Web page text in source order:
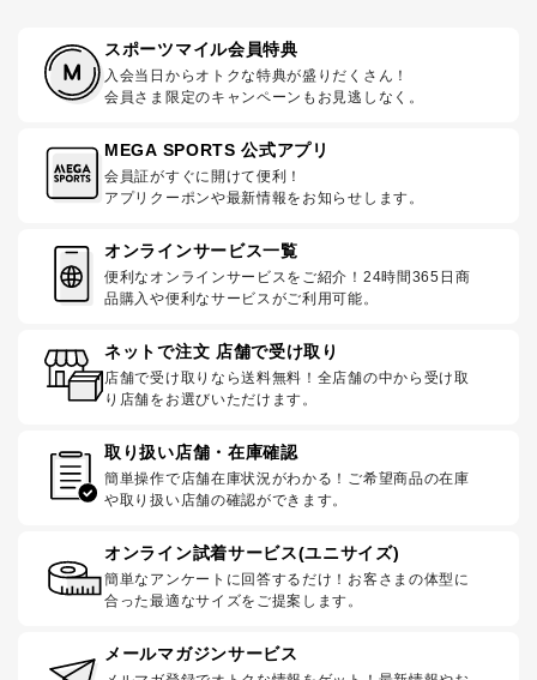
スポーツマイル会員特典
入会当日からオトクな特典が盛りだくさん！
会員さま限定のキャンペーンもお見逃しなく。
MEGA SPORTS 公式アプリ
会員証がすぐに開けて便利！
アプリクーポンや最新情報をお知らせします。
オンラインサービス一覧
便利なオンラインサービスをご紹介！24時間365日商
品購入や便利なサービスがご利用可能。
ネットで注文 店舗で受け取り
店舗で受け取りなら送料無料！全店舗の中から受け取
り店舗をお選びいただけます。
取り扱い店舗・在庫確認
簡単操作で店舗在庫状況がわかる！ご希望商品の在庫
や取り扱い店舗の確認ができます。
オンライン試着サービス(ユニサイズ)
簡単なアンケートに回答するだけ！お客さまの体型に
合った最適なサイズをご提案します。
メールマガジンサービス